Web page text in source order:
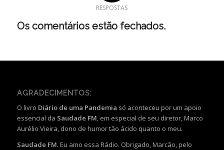
RESPOSTAS
Os comentários estão fechados.
AGRADECIMENTOS:
O livro Diário de uma Pandemia só aconteceu por um apoio
essencial da Saudade FM, em especial de seu diretor, Marco
Aurélio Vieira, dono de humor tão ácido quanto o meu.
Saudade FM. Eu amo essa Rádio. Obrigado, Marcão, pelo